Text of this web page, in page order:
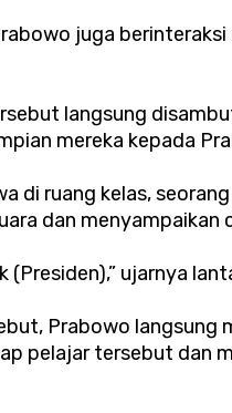
juga
langsung
mereka kepada
di ruang kelas,
dan menyampaikan
(Presiden),” ujarnya
Prabowo langsung
pelajar tersebut dan